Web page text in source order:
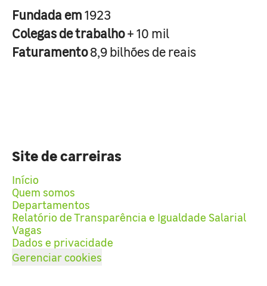
Fundada em1923
Colegas de trabalho+ 10 mil
Faturamento8,9 bilhões de reais
Site de carreiras
Início
Quem somos
Departamentos
Relatório de Transparência e Igualdade Salarial
Vagas
Dados e privacidade
Gerenciar cookies